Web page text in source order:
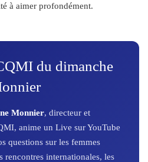
à aimer profondément.
du dimanche
Monnier, directeur et
anime un Live sur YouTube
questions sur les femmes
rencontres internationales, les